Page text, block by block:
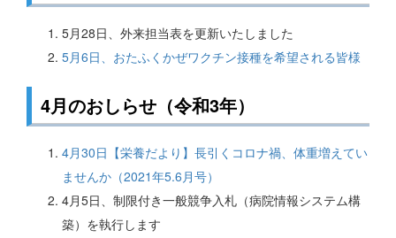
5月28日、外来担当表を更新いたしました
5月6日、おたふくかぜワクチン接種を希望される皆様
4月のおしらせ（令和3年）
4月30日【栄養だより】長引くコロナ禍、体重増えてい
ませんか（2021年5.6月号）
4月5日、制限付き一般競争入札（病院情報システム構
築）を執行します